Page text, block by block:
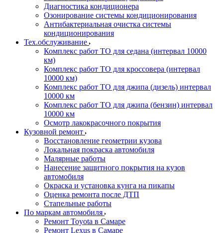
Диагностика кондиционера
Озонирование системы кондиционирования
Антибактериальная очистка системы
кондиционирования
Тех.обслуживание
Комплекс работ ТО для седана (интервал 10000
км)
Комплекс работ ТО для кроссовера (интервал
10000 км)
Комплекс работ ТО для джипа (дизель) интервал
10000 км
Комплекс работ ТО для джипа (бензин) интервал
10000 км
Осмотр лакокрасочного покрытия
Кузовной ремонт
Восстановление геометрии кузова
Локальная покраска автомобиля
Малярные работы
Нанесение защитного покрытия на кузов
автомобиля
Окраска и установка кунга на пикапы
Оценка ремонта после ДТП
Стапельные работы
По маркам автомобиля
Ремонт Toyota в Самаре
Ремонт Lexus в Самаре